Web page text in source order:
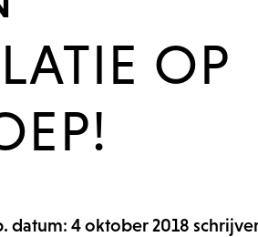
OP
4 oktober 2018